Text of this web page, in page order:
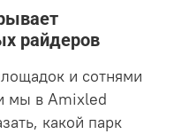
райдеров
и сотнями
мы в Amixled
какой парк